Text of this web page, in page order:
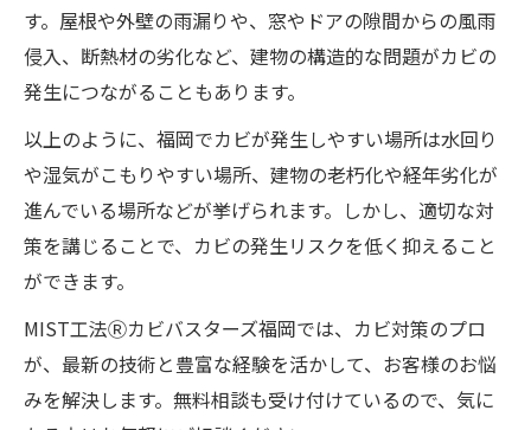
す。屋根や外壁の雨漏りや、窓やドアの隙間からの風雨
侵入、断熱材の劣化など、建物の構造的な問題がカビの
発生につながることもあります。
以上のように、福岡でカビが発生しやすい場所は水回り
や湿気がこもりやすい場所、建物の老朽化や経年劣化が
進んでいる場所などが挙げられます。しかし、適切な対
策を講じることで、カビの発生リスクを低く抑えること
ができます。
MIST工法Ⓡカビバスターズ福岡では、カビ対策のプロ
が、最新の技術と豊富な経験を活かして、お客様のお悩
みを解決します。無料相談も受け付けているので、気に